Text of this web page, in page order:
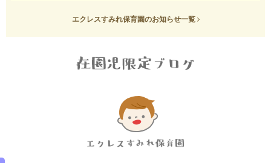
エクレスすみれ保育園のお知らせ一覧